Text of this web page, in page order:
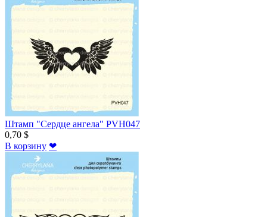
Штамп "Сердце ангела" PVH047
0,70 $
В корзину ❤